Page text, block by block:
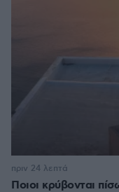
Ποιοι κρύβονται
πριν 24 λεπτά